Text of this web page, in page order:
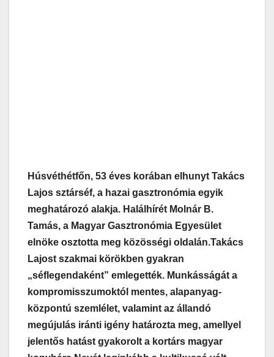
Húsvéthétfőn, 53 éves korában elhunyt Takács
Lajos sztárséf, a hazai gasztronómia egyik
meghatározó alakja. Halálhírét Molnár B.
Tamás, a Magyar Gasztronómia Egyesület
elnöke osztotta meg közösségi oldalán.Takács
Lajost szakmai körökben gyakran
„séflegendaként” emlegették. Munkásságát a
kompromisszumoktól mentes, alapanyag-
központú szemlélet, valamint az állandó
megújulás iránti igény határozta meg, amellyel
jelentős hatást gyakorolt a kortárs magyar